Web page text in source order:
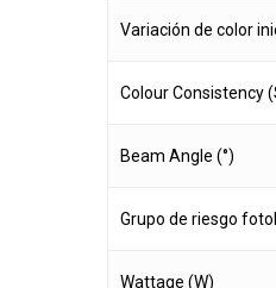
Variación de color
Colour Consistency
Beam Angle (°)
Grupo de riesgo
Wattage (W)